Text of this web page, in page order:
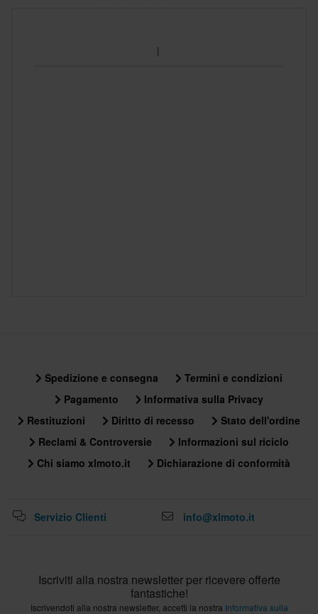
Spedizione e consegna
Termini e condizioni
Pagamento
Informativa sulla Privacy
Restituzioni
Diritto di recesso
Stato dell'ordine
Reclami & Controversie
Informazioni sul riciclo
Chi siamo xlmoto.it
Dichiarazione di conformità
Servizio Clienti info@xlmoto.it
Iscriviti alla nostra newsletter per ricevere offerte
fantastiche!
Iscrivendoti alla nostra newsletter, accetti la nostra Informativa sulla